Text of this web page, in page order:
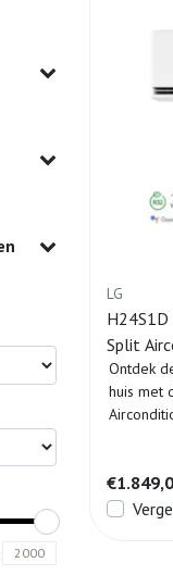
LG
H24S1D
Split
Ontdek
huis met